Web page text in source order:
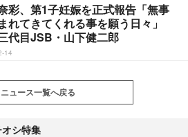
彩、第1子妊娠を正式報告「無事
れてきてくれる事を願う日々」
代目JSB・山下健二郎
14
ニュース一覧へ戻る
シ特集